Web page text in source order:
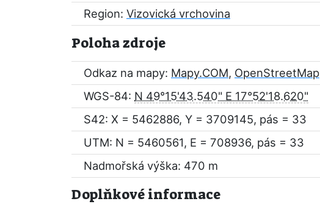
Region: Vizovická vrchovina
Poloha zdroje
Odkaz na mapy: Mapy.COM, OpenStreetMap
WGS-84: N 49°15'43.540" E 17°52'18.620"
S42: X = 5462886, Y = 3709145, pás = 33
UTM: N = 5460561, E = 708936, pás = 33
Nadmořská výška: 470 m
Doplňkové informace